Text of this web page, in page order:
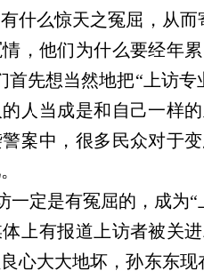
什么惊天之冤屈，从而
，他们为什么要经年
首先想当然地把“上访
人当成是和自己一样
案中，很多民众对于
一定是有冤屈的，成为
上有报道上访者被关
心大大地坏，孙东东现